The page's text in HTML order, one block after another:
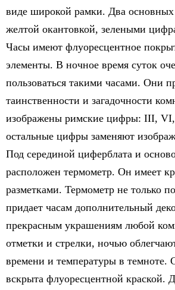
виде широкой рамки. Два основных
желтой окантовкой, зелеными
Часы имеют флуоресцентное
элементы. В ночное время суток
пользоваться такими часами. Они
таинственности и загадочности
изображены римские цифры: III,
остальные цифры заменяют
Под серединой циферблата и
расположен термометр. Он имеет
разметками. Термометр не только
придает часам дополнительный
прекрасным украшениям любой
отметки и стрелки, ночью
времени и температуры в темноте.
вскрыта флуоресцентной краской.